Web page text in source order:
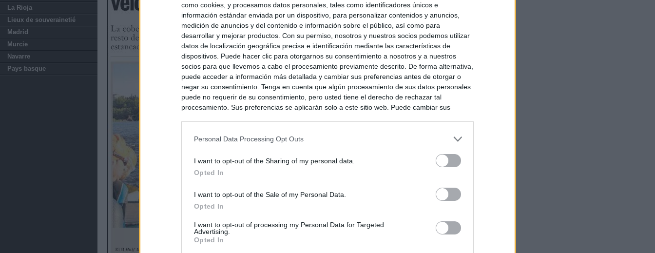
como cookies, y procesamos datos personales, tales como identificadores únicos e
información estándar enviada por un dispositivo, para personalizar contenidos y anuncios,
medición de anuncios y del contenido e información sobre el público, así como para
desarrollar y mejorar productos. Con su permiso, nosotros y nuestros socios podemos utilizar
datos de localización geográfica precisa e identificación mediante las características de
dispositivos. Puede hacer clic para otorgarnos su consentimiento a nosotros y a nuestros
socios para que llevemos a cabo el procesamiento previamente descrito. De forma alternativa,
puede acceder a información más detallada y cambiar sus preferencias antes de otorgar o
negar su consentimiento. Tenga en cuenta que algún procesamiento de sus datos personales
puede no requerir de su consentimiento, pero usted tiene el derecho de rechazar tal
procesamiento. Sus preferencias se aplicarán solo a este sitio web. Puede cambiar sus
Personal Data Processing Opt Outs
I want to opt-out of the Sharing of my personal data.
Opted In
I want to opt-out of the Sale of my Personal Data.
Opted In
I want to opt-out of processing my Personal Data for Targeted
Advertising.
Opted In
La Rioja
Lieux de souverainetié
Madrid
Murcie
Navarre
Pays basque